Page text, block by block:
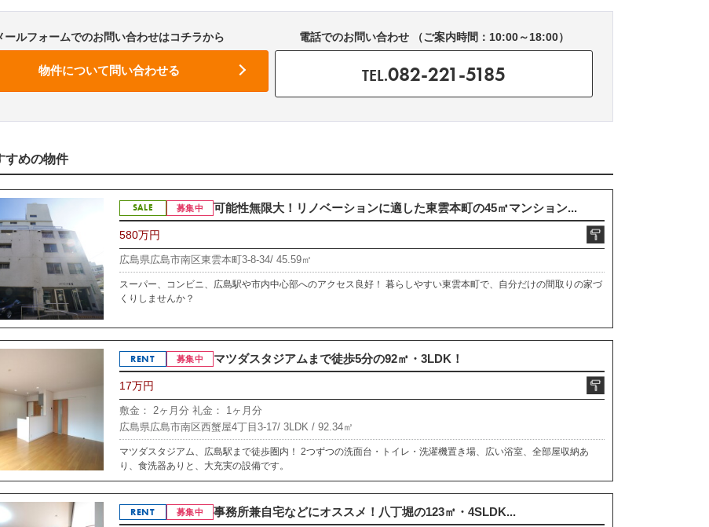
ールフォームでのお問い合わせはコチラから 電話でのお問い合わせ （ご案内時間：10:00～18:00）
TEL.082-221-5185
すめの物件
SALE 募集中 可能性無限大！リノベーションに適した東雲本町の45㎡マンション...
580万円
広島県広島市南区東雲本町3-8-34/ 45.59㎡
スーパー、コンビニ、広島駅や市内中心部へのアクセス良好！ 暮らしやすい東雲本町で、自分だけの間取りの家づ
くりしませんか？
RENT 募集中 マツダスタジアムまで徒歩5分の92㎡・3LDK！
17万円
敷金： 2ヶ月分 礼金： 1ヶ月分
広島県広島市南区西蟹屋4丁目3-17/ 3LDK / 92.34㎡
マツダスタジアム、広島駅まで徒歩圏内！ 2つずつの洗面台・トイレ・洗濯機置き場、広い浴室、全部屋収納あ
り、食洗器ありと、大充実の設備です。
RENT 募集中 事務所兼自宅などにオススメ！八丁堀の123㎡・4SLDK...